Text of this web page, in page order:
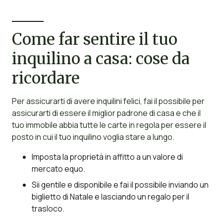
Come far sentire il tuo
inquilino a casa: cose da
ricordare
Per assicurarti di avere inquilini felici, fai il possibile per
assicurarti di essere il miglior padrone di casa e che il
tuo immobile abbia tutte le carte in regola per essere il
posto in cui il tuo inquilino voglia stare a lungo.
Imposta la proprietà in affitto a un valore di
mercato equo.
Sii gentile e disponibile e fai il possibile inviando un
biglietto di Natale e lasciando un regalo per il
trasloco.